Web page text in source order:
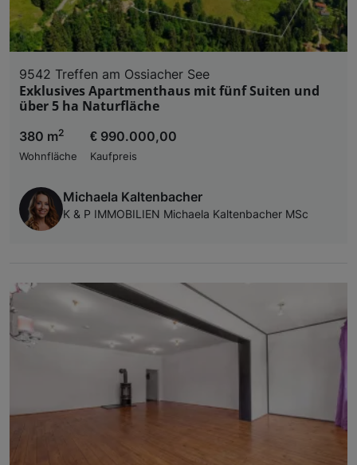
9542 Treffen am Ossiacher See
Exklusives Apartmenthaus mit fünf Suiten und
über 5 ha Naturfläche
380 m2
Wohnfläche
€ 990.000,00
Kaufpreis
Michaela Kaltenbacher
K & P IMMOBILIEN Michaela Kaltenbacher MSc